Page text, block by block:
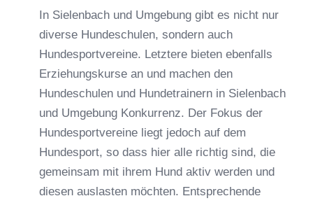
In Sielenbach und Umgebung gibt es nicht nur
diverse Hundeschulen, sondern auch
Hundesportvereine. Letztere bieten ebenfalls
Erziehungskurse an und machen den
Hundeschulen und Hundetrainern in Sielenbach
und Umgebung Konkurrenz. Der Fokus der
Hundesportvereine liegt jedoch auf dem
Hundesport, so dass hier alle richtig sind, die
gemeinsam mit ihrem Hund aktiv werden und
diesen auslasten möchten. Entsprechende